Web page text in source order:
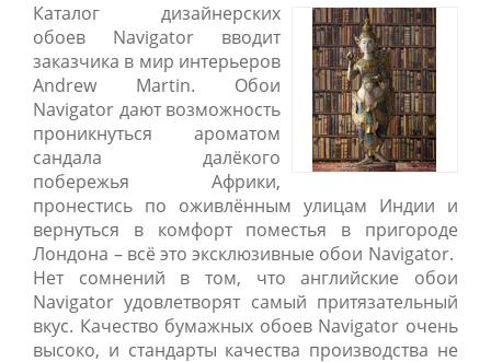
Каталог дизайнерских
обоев Navigator вводит
заказчика в мир интерьеров
Andrew Martin. Обои
Navigator дают возможность
проникнуться ароматом
сандала далёкого
побережья Африки,
пронестись по оживлённым улицам Индии и
вернуться в комфорт поместья в пригороде
Лондона – всё это эксклюзивные обои Navigator.
Нет сомнений в том, что английские обои
Navigator удовлетворят самый притязательный
вкус. Качество бумажных обоев Navigator очень
высоко, и стандарты качества производства не